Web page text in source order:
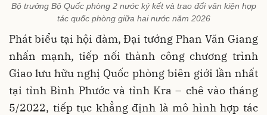
Bộ trưởng Bộ Quốc phòng 2 nước ký kết và trao đổi văn kiện hợp
tác quốc phòng giữa hai nước năm 2026
Phát biểu tại hội đàm, Đại tướng Phan Văn Giang
nhấn mạnh, tiếp nối thành công chương trình
Giao lưu hữu nghị Quốc phòng biên giới lần nhất
tại tỉnh Bình Phước và tỉnh Kra – chê vào tháng
5/2022, tiếp tục khẳng định là mô hình hợp tác